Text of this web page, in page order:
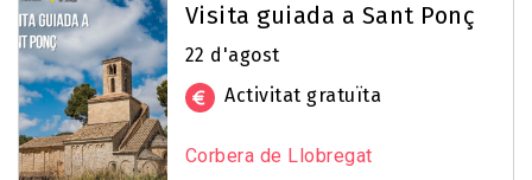
Visita guiada a Sant Ponç
22 d'agost
Activitat gratuïta
Corbera de Llobregat